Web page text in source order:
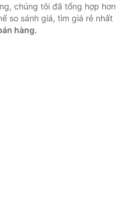
chúng tôi đã tổng hợp hơn
so sánh giá, tìm giá rẻ nhất
hàng.